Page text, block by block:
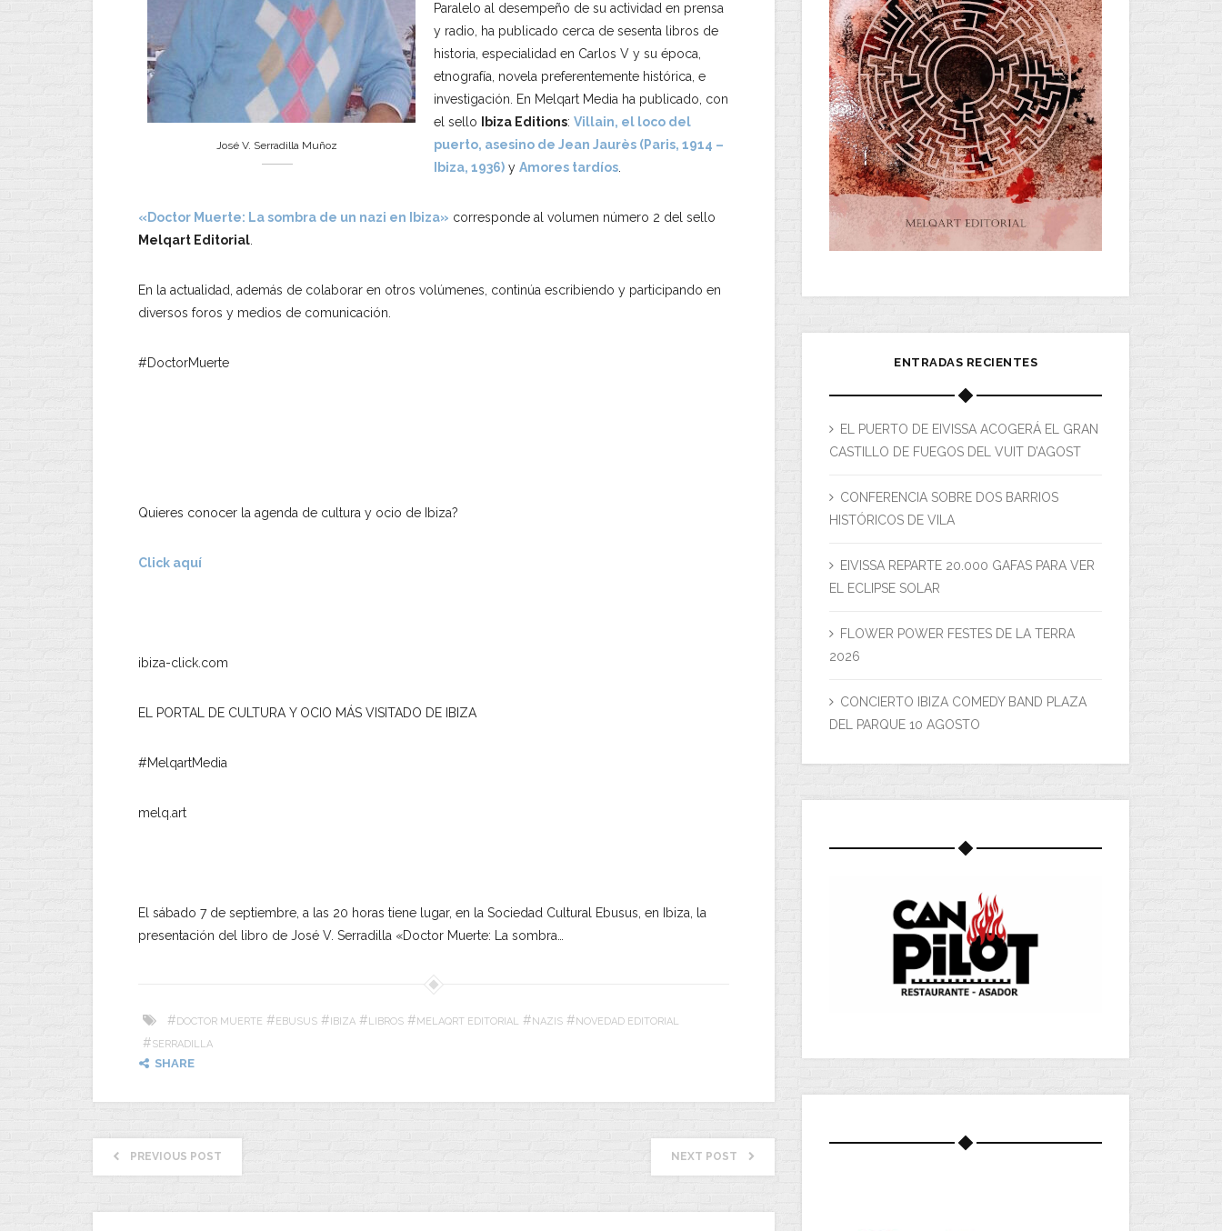
José V. Serradilla Muñoz
Paralelo al desempeño de su actividad en prensa
y radio, ha publicado cerca de sesenta libros de
historia, especialidad en Carlos V y su época,
etnografía, novela preferentemente histórica, e
investigación. En Melqart Media ha publicado, con
el sello
Ibiza Editions: Villain, el loco del
puerto, asesino de Jean Jaurès (Paris, 1914 –
Ibiza, 1936) y Amores tardíos
«Doctor Muerte: La sombra de un nazi en Ibiza» corresponde al volumen número 2 del sello
Melqart Editorial
En la actualidad, además de colaborar en otros volúmenes, continúa escribiendo y participando en
diversos foros y medios de comunicación.
#DoctorMuerte
Quieres conocer la agenda de cultura y ocio de Ibiza?
Click aquí
ibiza-click.com
EL PORTAL DE CULTURA Y OCIO MÁS VISITADO DE IBIZA
#MelqartMedia
melq.art
El sábado 7 de septiembre, a las 20 horas tiene lugar, en la Sociedad Cultural Ebusus, en Ibiza, la
presentación del libro de José V. Serradilla «Doctor Muerte: La sombra…
#DOCTOR MUERTE #EBUSUS #IBIZA #LIBROS #MELAQRT EDITORIAL #NAZIS #NOVEDAD EDITORIAL
#SERRADILLA
SHARE
PREVIOUS POST NEXT POST
ENTRADAS RECIENTES
EL PUERTO DE EIVISSA ACOGERÁ EL GRAN
CASTILLO DE FUEGOS DEL VUIT D’AGOST
CONFERENCIA SOBRE DOS BARRIOS
HISTÓRICOS DE VILA
EIVISSA REPARTE 20.000 GAFAS PARA VER
EL ECLIPSE SOLAR
FLOWER POWER FESTES DE LA TERRA
2026
CONCIERTO IBIZA COMEDY BAND PLAZA
DEL PARQUE 10 AGOSTO